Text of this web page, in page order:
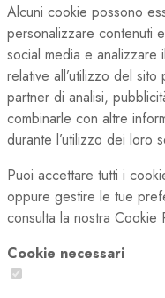
Alcuni cookie possono
personalizzare contenuti
social media e
relative all’utilizzo del
partner di analisi,
combinarle con altre
durante l’utilizzo dei loro
Puoi accettare tutti i
oppure gestire le tue
consulta la nostra Cookie
Cookie necessari